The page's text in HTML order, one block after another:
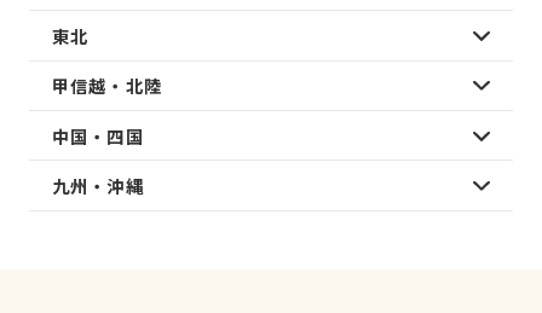
東北
甲信越・北陸
中国・四国
九州・沖縄